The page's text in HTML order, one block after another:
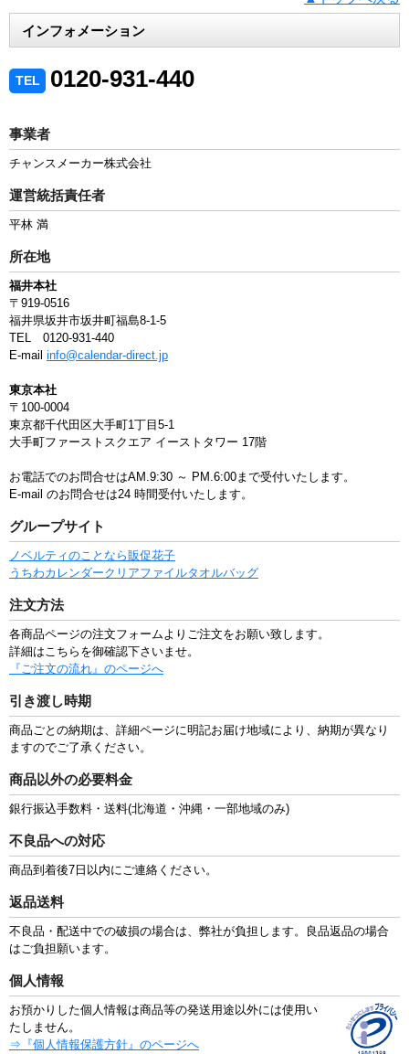
インフォメーション
TEL 0120-931-440
事業者
チャンスメーカー株式会社
運営統括責任者
平林 満
所在地
福井本社
〒919-0516
福井県坂井市坂井町福島8-1-5
TEL 0120-931-440
E-mail info@calendar-direct.jp
東京本社
〒100-0004
東京都千代田区大手町1丁目5-1
大手町ファーストスクエア イーストタワー 17階
お電話でのお問合せはAM.9:30 ～ PM.6:00まで受付いたします。
E-mail のお問合せは24 時間受付いたします。
グループサイト
ノベルティのことなら販促花子
うちわカレンダークリアファイルタオルバッグ
注文方法
各商品ページの注文フォームよりご注文をお願い致します。
詳細はこちらを御確認下さいませ。
『ご注文の流れ』のページへ
引き渡し時期
商品ごとの納期は、詳細ページに明記お届け地域により、納期が異なり
ますのでご了承ください。
商品以外の必要料金
銀行振込手数料・送料(北海道・沖縄・一部地域のみ)
不良品への対応
商品到着後7日以内にご連絡ください。
返品送料
不良品・配送中での破損の場合は、弊社が負担します。良品返品の場合
はご負担願います。
個人情報
お預かりした個人情報は商品等の発送用途以外には使用い
たしません。
⇒『個人情報保護方針』のページへ